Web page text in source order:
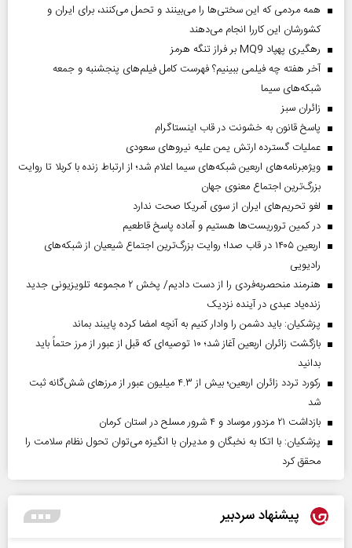
همه مردمی که این سختی‌ها را می‌بینند و تحمل می‌کنند، برای ایران و
کشورشان این کاررا انجام می‌دهند
رهگیری پهپاد MQ9 بر فراز تنگه هرمز
آخر هفته چه فیلمی ببینیم؟ فهرست کامل فیلم‌های پنجشنبه و جمعه
شبکه‌های سیما
‌زائران سبز
پاسخ قانون به خشونت در قاب اینستاگرام
عملیات گسترده ارتش یمن علیه نیروهای سعودی
ویژه‌برنامه‌های اربعین شبکه‌های سیما اعلام شد؛ از ارتباط زنده با کربلا تا روایت
بزرگ‌ترین اجتماع معنوی جهان
لغو تحریم‌های ایران از سوی آمریکا صحت ندارد
در کمین تروریست‌ها هستیم و آماده پاسخ قاطعیم
اربعین ۱۴۰۵ در قاب صدا؛ روایت بزرگ‌ترین اجتماع شیعیان از شبکه‌های
رادیویی
هنرمند منحصر‌به‌فردی را از دست دادیم/ پخش ۲ مجموعه تلویزیونی جدید
زنده‌یاد عبدی در آینده نزدیک
پزشکیان: باید دشمن را وادار کنیم به آنچه امضا کرده پایبند بماند
بازگشت زائران اربعین آغاز شد؛ ۱۰ توصیه‌ای که قبل از عبور از مرز حتماً باید
بدانید
رکورد تردد زائران اربعین؛ بیش از ۴.۳ میلیون عبور از مرزهای شش‌گانه ثبت
شد
بازداشت ۲۱ مزدور موساد و ۴ شرور مسلح در استان کرمان
پزشکیان: با اتکا به نخبگان و مدیران با انگیزه می‌توان تحول نظام سلامت را
محقق کرد
پیشنهاد سردبیر